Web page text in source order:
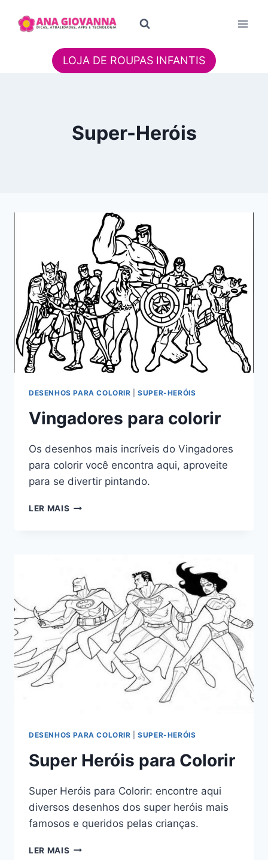
para
LOJA DE ROUPAS INFANTIS
Super-Heróis
DESENHOS PARA COLORIR |SUPER-HERÓIS
Vingadores para colorir
Os desenhos mais incríveis do Vingadores
para colorir você encontra aqui, aproveite
para se divertir pintando.
LER MAIS VINGADORES
DESENHOS PARA COLORIR |SUPER-HERÓIS
Super Heróis para Colorir
Super Heróis para Colorir: encontre aqui
diversos desenhos dos super heróis mais
famosos e queridos pelas crianças.
LER MAIS SUPER